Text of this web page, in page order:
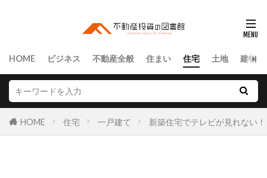
HOME ビジネス 不動産全般 住まい 住宅 土地 建物
HOME 住宅 一戸建て 新築住宅でテレビが見れない